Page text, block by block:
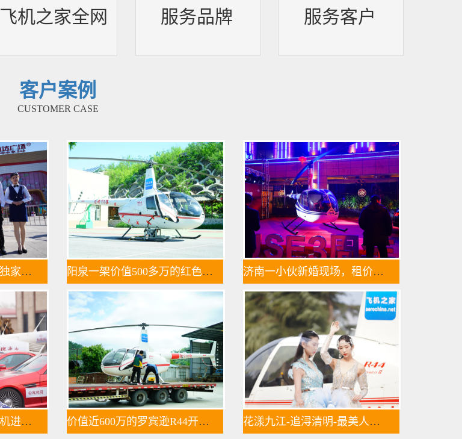
飞机之家全网
服务品牌
服务客户
客户案例
CUSTOMER CASE
飞机之家集团正式签约独家承包运营新疆玉其塔什景区，打造低空旅游新标杆！ 阳泉一架价值500多万的红色罗宾逊直升机开展静展活动 济南一小伙新婚现场，租价值500多万的直升机助阵
飞机之家出动三架直升机进行大地区农喷作业 价值近600万的罗宾逊R44开始空中飞播造林 花漾九江-追浔清明-最美人间四月天-去庐山西海踏青去